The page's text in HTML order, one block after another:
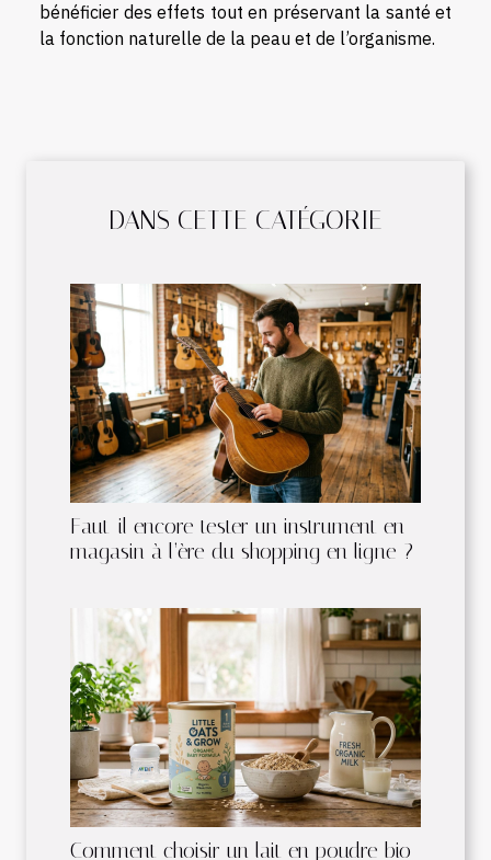
bénéficier des effets tout en préservant la santé et
la fonction naturelle de la peau et de l’organisme.
DANS CETTE CATÉGORIE
Faut-il encore tester un instrument en
magasin à l’ère du shopping en ligne ?
Comment choisir un lait en poudre bio